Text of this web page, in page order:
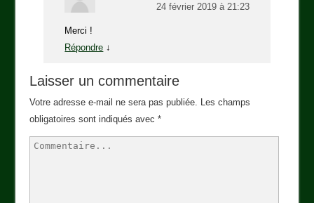
24 février 2019 à 21:23
Merci !
Répondre ↓
Laisser un commentaire
Votre adresse e-mail ne sera pas publiée. Les champs
obligatoires sont indiqués avec*